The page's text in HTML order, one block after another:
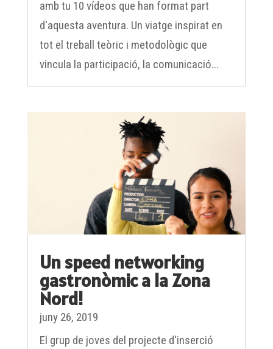
d'aquesta aventura. Un viatge inspirat en
tot el treball teòric i metodològic que
vincula la participació, la comunicació...
Un speed networking
gastronòmic a la Zona
Nord!
juny 26, 2019
El grup de joves del projecte d'inserció
laboral i acció comunitària Ocupa'tBCN